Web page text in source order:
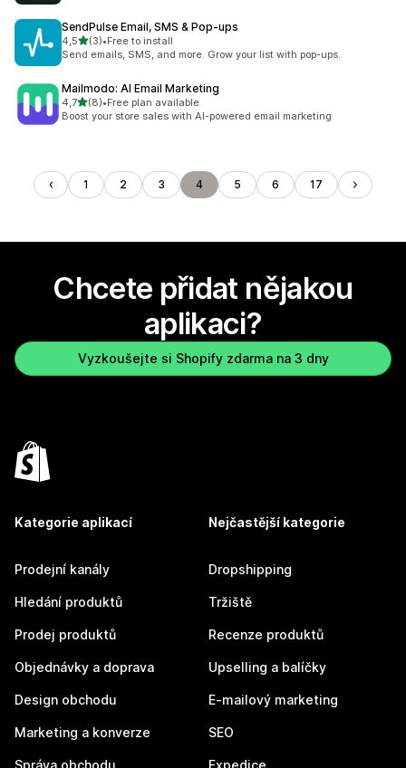
SendPulse Email, SMS & Pop‑ups
4,5z 5 hvězd
(3)
Celkový počet recenzí: 3
•Free to install
Send emails, SMS, and more. Grow your list with pop-ups.
Mailmodo: AI Email Marketing
4,7z 5 hvězd
(8)
Celkový počet recenzí: 8
•Free plan available
Boost your store sales with AI-powered email marketing
1 2 3 4 5 6 17
Chcete přidat nějakou
aplikaci?
Vyzkoušejte si Shopify zdarma na 3 dny
Kategorie aplikací
Prodejní kanály
Hledání produktů
Prodej produktů
Objednávky a doprava
Design obchodu
Marketing a konverze
Správa obchodu
Nejčastější kategorie
Dropshipping
Tržiště
Recenze produktů
Upselling a balíčky
E-mailový marketing
SEO
Expedice